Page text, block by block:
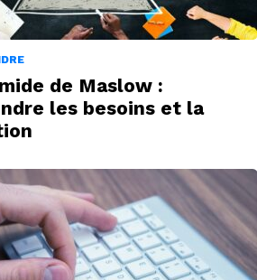
de Maslow :
les besoins et la